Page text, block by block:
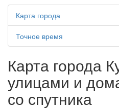
Карта города
Точное время
Карта города
улицами и
со спутника